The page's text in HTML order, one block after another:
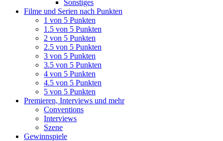
Sonstiges
Filme und Serien nach Punkten
1 von 5 Punkten
1.5 von 5 Punkten
2 von 5 Punkten
2.5 von 5 Punkten
3 von 5 Punkten
3.5 von 5 Punkten
4 von 5 Punkten
4.5 von 5 Punkten
5 von 5 Punkten
Premieren, Interviews und mehr
Conventions
Interviews
Szene
Gewinnspiele